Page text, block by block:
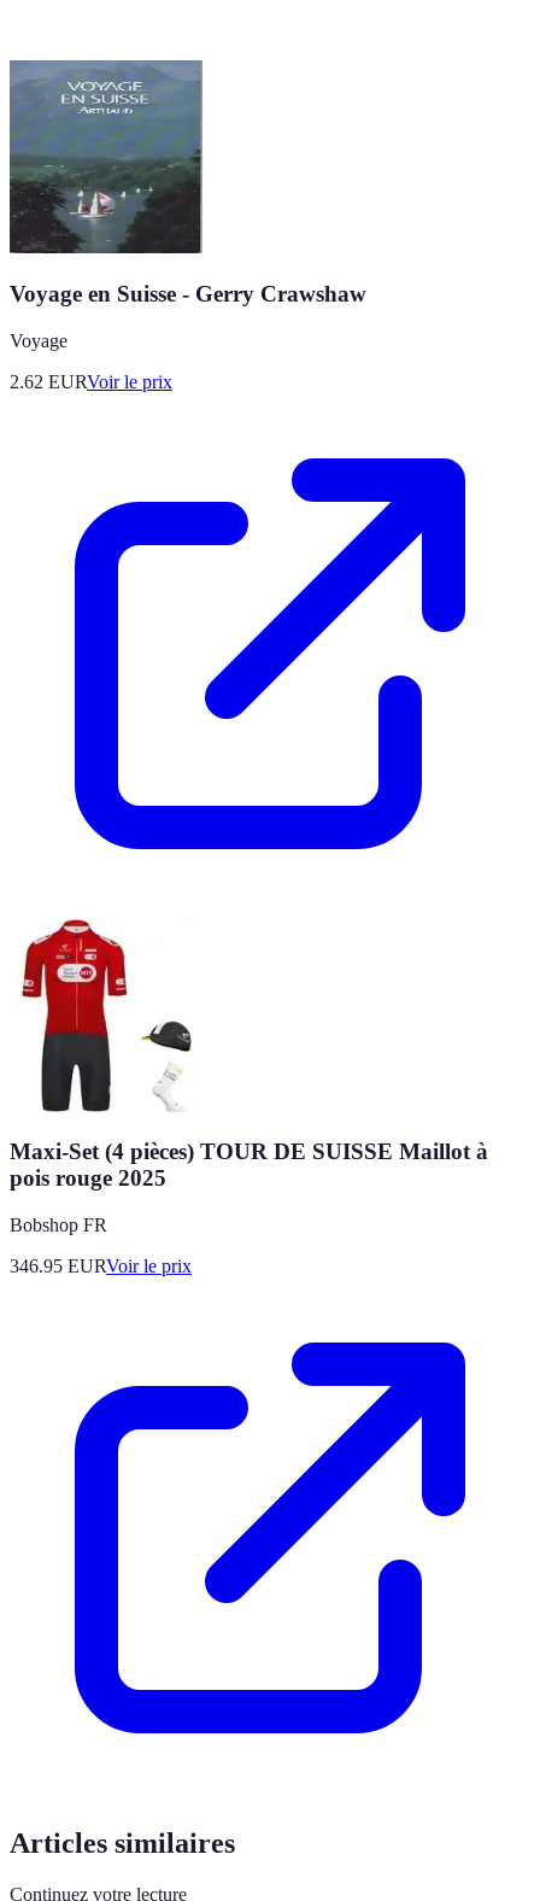
Voyage en Suisse - Gerry Crawshaw
Voyage
2.62 EURVoir le prix
Maxi-Set (4 pièces) TOUR DE SUISSE Maillot à
pois rouge 2025
Bobshop FR
346.95 EURVoir le prix
Articles similaires
Continuez votre lecture